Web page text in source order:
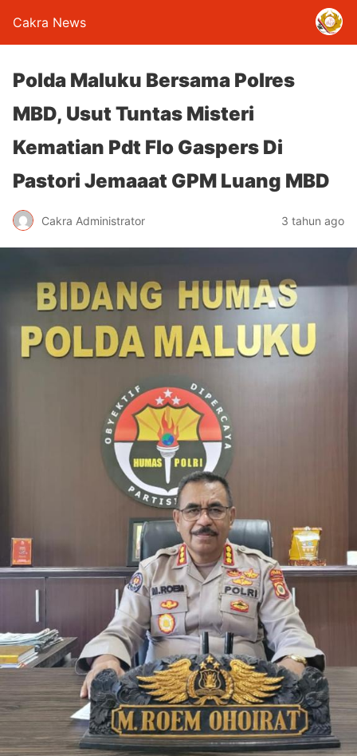
Cakra News
Polda Maluku Bersama Polres
MBD, Usut Tuntas Misteri
Kematian Pdt Flo Gaspers Di
Pastori Jemaaat GPM Luang MBD
Cakra Administrator 3 tahun ago